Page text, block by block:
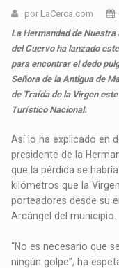
por LaCerca.com
La Hermandad de
del Cuervo ha lanzado
para encontrar el dedo
Señora de la Antigua de
de Traída de la Virgen
Turístico Nacional.
Así lo ha explicado en
presidente de la
que la pérdida se
kilómetros que la
porteadores desde su
Arcángel del municipio.
“No es necesario que
ningún golpe”, ha